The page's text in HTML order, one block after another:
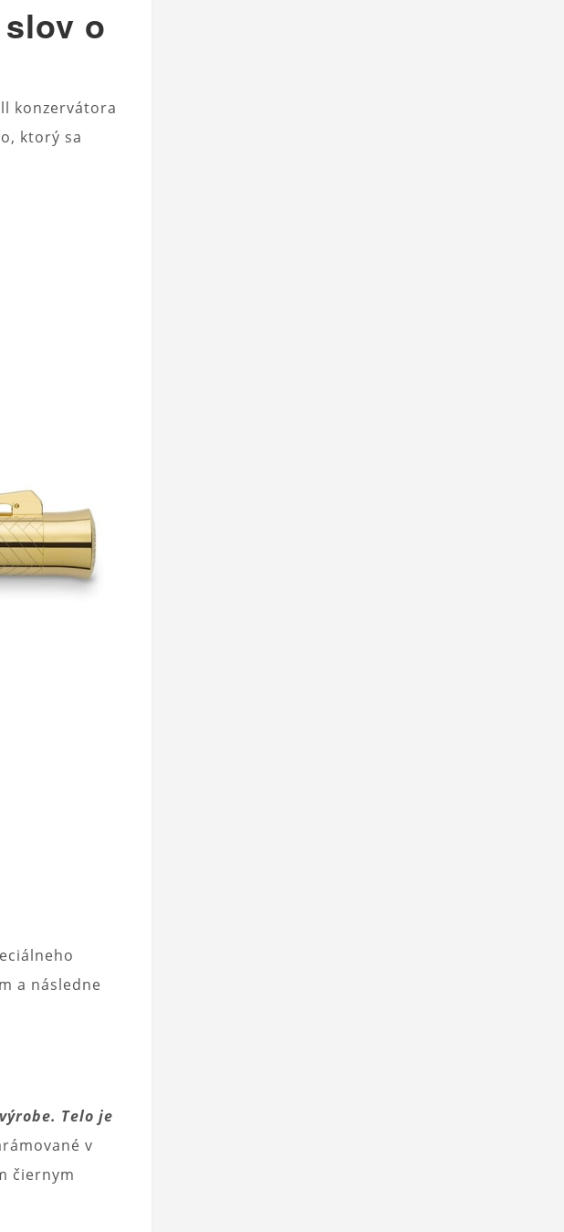
o
konzervátora
ktorý sa
a následne
Telo je
v
čiernym